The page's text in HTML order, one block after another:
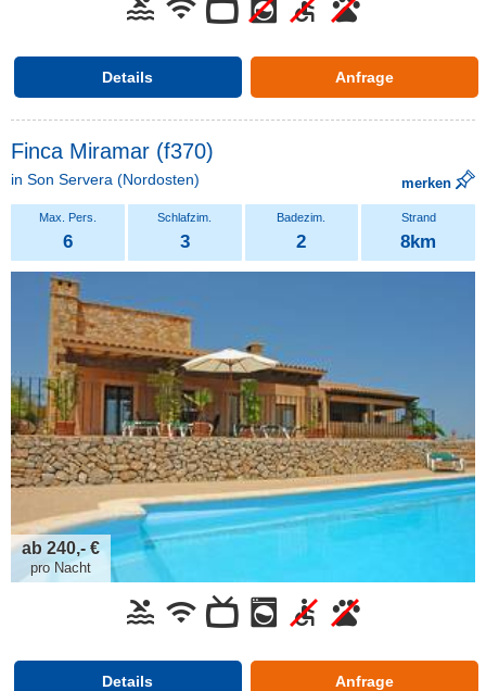
Details Anfrage
Finca Miramar (f370)
in Son Servera (Nordosten) merken
6 3 2 8km
ab 240,- €
pro Nacht
Details Anfrage